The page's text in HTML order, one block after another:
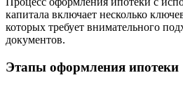
капитала включает несколько
которых требует внимательного
документов.
Этапы оформления ипотеки